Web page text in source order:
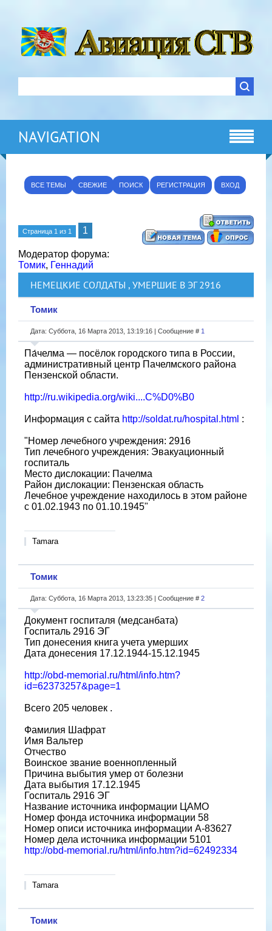
NAVIGATION
ВСЕ ТЕМЫ СВЕЖИЕ ПОИСК РЕГИСТРАЦИЯ ВХОД
Страница 1 из 1 1
Модератор форума:
Томик, Геннадий
НЕМЕЦКИЕ СОЛДАТЫ , УМЕРШИЕ В ЭГ 2916
Томик
Дата: Суббота, 16 Марта 2013, 13:19:16 | Сообщение # 1
Па́челма — посёлок городского типа в России,
административный центр Пачелмского района
Пензенской области.
http://ru.wikipedia.org/wiki....C%D0%B0
Информация с сайта http://soldat.ru/hospital.html :
"Номер лечебного учреждения: 2916
Тип лечебного учреждения: Эвакуационный
госпиталь
Место дислокации: Пачелма
Район дислокации: Пензенская область
Лечебное учреждение находилось в этом районе
с 01.02.1943 по 01.10.1945"
Tamara
Томик
Дата: Суббота, 16 Марта 2013, 13:23:35 | Сообщение # 2
Документ госпиталя (медсанбата)
Госпиталь 2916 ЭГ
Тип донесения книга учета умерших
Дата донесения 17.12.1944-15.12.1945
http://obd-memorial.ru/html/info.htm?
id=62373257&page=1
Всего 205 человек .
Фамилия Шафрат
Имя Вальтер
Отчество
Воинское звание военнопленный
Причина выбытия умер от болезни
Дата выбытия 17.12.1945
Госпиталь 2916 ЭГ
Название источника информации ЦАМО
Номер фонда источника информации 58
Номер описи источника информации А-83627
Номер дела источника информации 5101
http://obd-memorial.ru/html/info.htm?id=62492334
Tamara
Томик